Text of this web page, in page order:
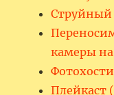
Струйный
камеры
Плейкаст